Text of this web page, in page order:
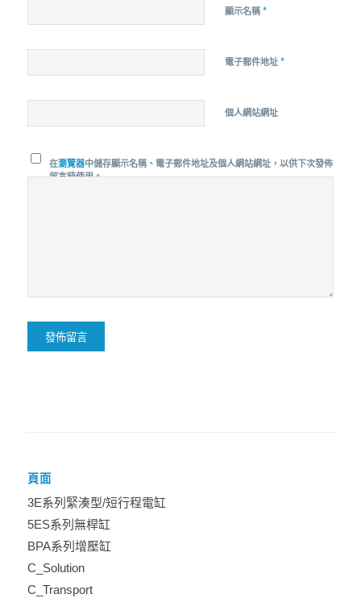
顯示名稱 *
電子郵件地址 *
個人網站網址
在瀏覽器中儲存顯示名稱、電子郵件地址及個人網站網址，以供下次發佈
留言時使用。
頁面
3E系列緊湊型/短行程電缸
5ES系列無桿缸
BPA系列增壓缸
C_Solution
C_Transport